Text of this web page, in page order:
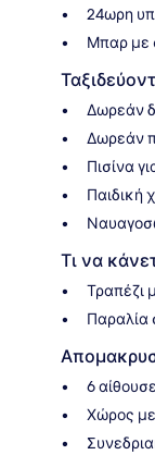
24ωρη
Μπαρ με
Δωρεάν
Δωρεάν
Πισίνα
Παιδική
Τι να
Τραπέζι
Παραλία
6
Χώρος